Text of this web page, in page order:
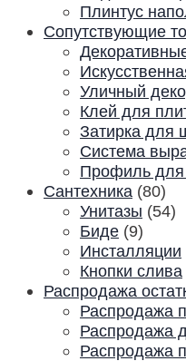
Плинтус
Сопутствующие
Уличный
Клей для
Затирка для
Система
Профиль для
Сантехника (80)
Унитазы (54)
Биде (9)
Инсталляции
Кнопки слива
Распродажа
Распродажа
Распродажа
Распродажа